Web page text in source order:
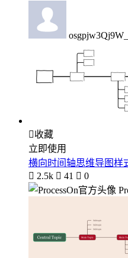
收藏
立即使用
横向时间轴思维导图样
 2.5k  41  0